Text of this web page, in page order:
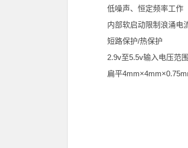
低噪声、恒定频率工作
内部软启动限制浪涌电
短路保护/热保护
2.9v至5.5v输入电压范围
扁平